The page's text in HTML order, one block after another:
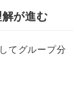
が進む
てグループ分